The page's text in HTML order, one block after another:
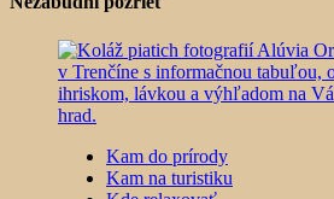
Kam do prírody
Kam na turistiku